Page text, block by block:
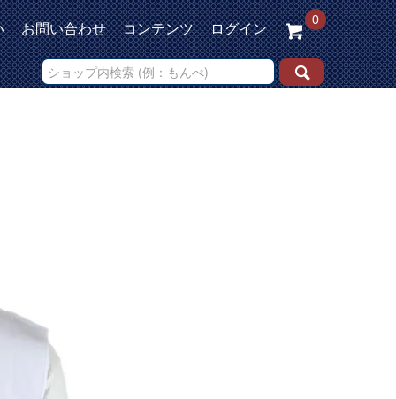
お問い合わせ コンテンツ ログイン
0